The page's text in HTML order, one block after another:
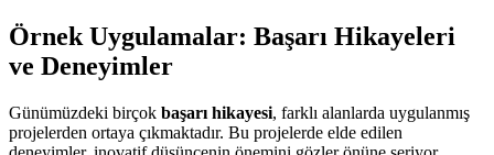
Örnek Uygulamalar: Başarı Hikayeleri
ve Deneyimler
Günümüzdeki birçok başarı hikayesi, farklı alanlarda uygulanmış
projelerden ortaya çıkmaktadır. Bu projelerde elde edilen